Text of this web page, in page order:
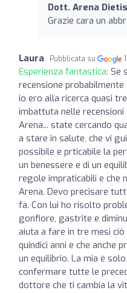
Dott. Arena
Grazie cara un
Laura Pubblicata su
Esperienza fantastica: Se
recensione
io ero alla ricerca quasi
imbattuta nelle
Arena... state cercando
a stare in salute, che vi
possibile e prticabile la
un benessere e di un
regole impraticabili e che
Arena. Devo precisare
fa. Con lui ho risolto
gonfiore, gastrite e
aiuta a fare in tre mesi
quindici anni e che anche
un equilibrio. La mia è
confermare tutte le
dottore che ti cambia la